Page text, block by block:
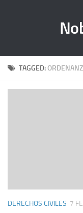
TAGGED:
DERECHOS CIVILES 7